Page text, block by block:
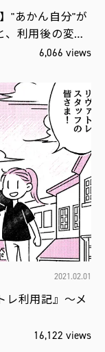
"あかん自分"が
、利用後の変…
6,066 views
2021.02.01
レ利用記』～メ
16,122 views